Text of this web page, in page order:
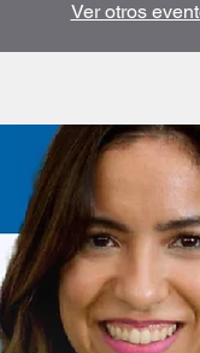
Ver otros